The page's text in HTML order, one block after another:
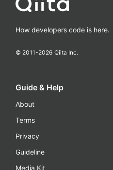
How developers code is here.
© 2011-2026 Qiita Inc.
Guide & Help
About
Terms
Privacy
Guideline
Media Kit